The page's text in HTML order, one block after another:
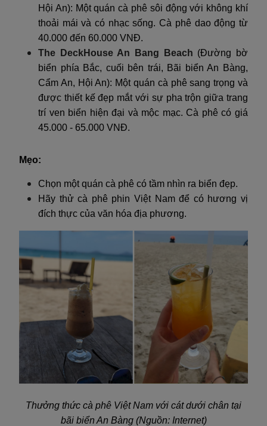
Hội An): Một quán cà phê sôi động với không khí
thoải mái và có nhạc sống. Cà phê dao động từ
40.000 đến 60.000 VNĐ.
The DeckHouse An Bang Beach (Đường bờ
biển phía Bắc, cuối bên trái, Bãi biển An Bàng,
Cẩm An, Hội An): Một quán cà phê sang trọng và
được thiết kế đẹp mắt với sự pha trộn giữa trang
trí ven biển hiện đại và mộc mạc. Cà phê có giá
45.000 - 65.000 VNĐ.
Mẹo:
Chọn một quán cà phê có tầm nhìn ra biển đẹp.
Hãy thử cà phê phin Việt Nam để có hương vị
đích thực của văn hóa địa phương.
Thưởng thức cà phê Việt Nam với cát dưới chân tại
bãi biển An Bàng (Nguồn: Internet)